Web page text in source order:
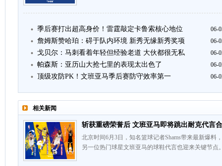
季后赛打出超高身价！雷霆敲定卡鲁索核心地位 06-
詹姆斯赞哈珀：碍于队内环境 新秀无缘新秀奖项 06-
戈贝尔：马刺看着年轻但经验老道 大伙都很无私 06-
帕森斯：亚历山大抢七里的表现太出色了 06-
顶级攻防PK！文班亚马季后赛防守效率第一 06-
相关新闻
斩获重磅荣誉后 文班亚马即将跳出耐克代言
北京时间6月3日，知名篮球记者Shams带来最新爆料
另一位热门球星文班亚马的球鞋代言也迎来关键节